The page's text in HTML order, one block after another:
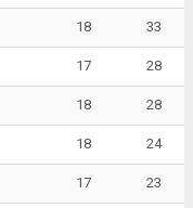
18 33
17 28
18 28
18 24
17 23